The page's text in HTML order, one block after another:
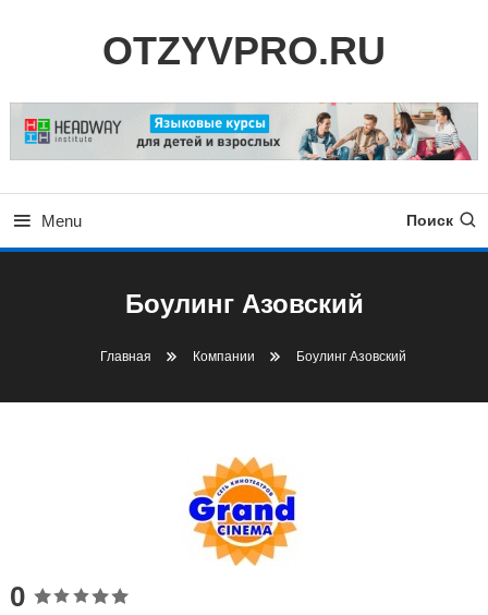
OTZYVPRO.RU
Menu Поиск
Боулинг Азовский
Главная Компании Боулинг Азовский
0